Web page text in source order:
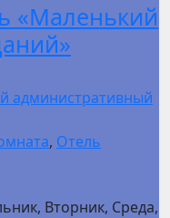
«Маленький
административный
, Отель
Вторник, Среда,